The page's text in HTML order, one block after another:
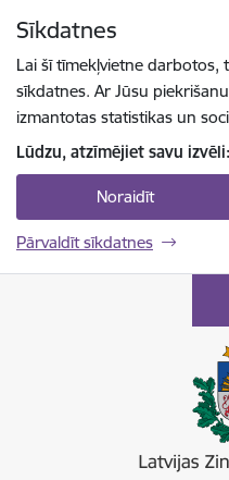
Sīkdatnes
Lai šī tīmekļvietne darbotos,
sīkdatnes. Ar Jūsu
izmantotas statistikas un
Lūdzu, atzīmējiet savu izvēli:
Noraidīt
Pārvaldīt sīkdatnes